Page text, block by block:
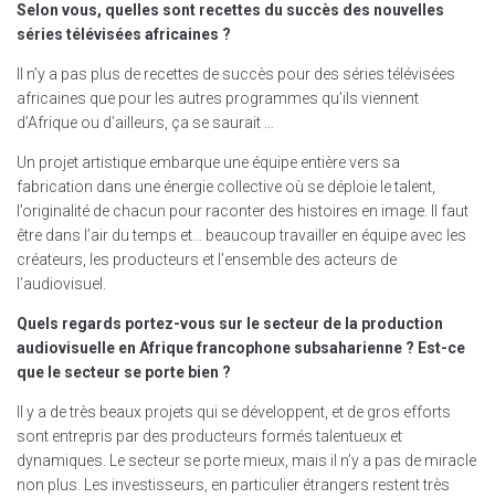
Selon vous, quelles sont recettes du succès des nouvelles
séries télévisées africaines ?
Il n’y a pas plus de recettes de succès pour des séries télévisées
africaines que pour les autres programmes qu’ils viennent
d’Afrique ou d’ailleurs, ça se saurait …
Un projet artistique embarque une équipe entière vers sa
fabrication dans une énergie collective où se déploie le talent,
l’originalité de chacun pour raconter des histoires en image. Il faut
être dans l’air du temps et… beaucoup travailler en équipe avec les
créateurs, les producteurs et l’ensemble des acteurs de
l’audiovisuel.
Quels regards portez-vous sur le secteur de la production
audiovisuelle en Afrique francophone subsaharienne ? Est-ce
que le secteur se porte bien ?
Il y a de très beaux projets qui se développent, et de gros efforts
sont entrepris par des producteurs formés talentueux et
dynamiques. Le secteur se porte mieux, mais il n’y a pas de miracle
non plus. Les investisseurs, en particulier étrangers restent très